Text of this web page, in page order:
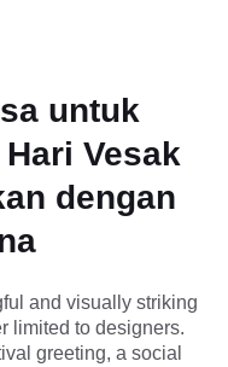
untuk
Vesak
dengan
and visually striking
limited to designers.
greeting, a social